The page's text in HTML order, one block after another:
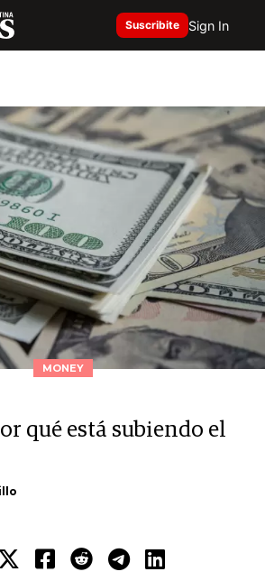
Suscribite Sign In
MONEY
qué está subiendo el